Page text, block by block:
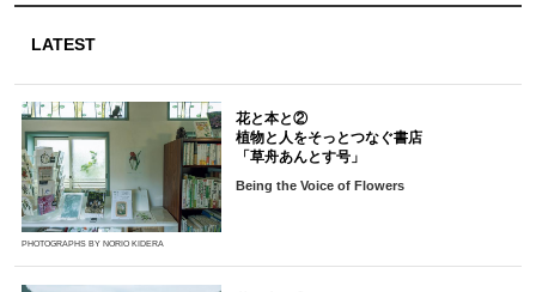
LATEST
PHOTOGRAPHS BY NORIO KIDERA
花と本と②
植物と人をそっとつなぐ書店
「草舟あんとす号」
Being the Voice of Flowers